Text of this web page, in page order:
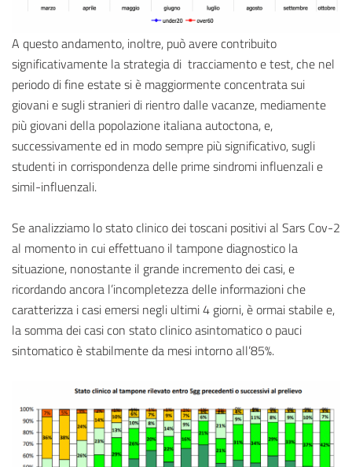
A questo andamento, inoltre, può avere contribuito
significativamente la strategia di tracciamento e test, che nel
periodo di fine estate si è maggiormente concentrata sui
giovani e sugli stranieri di rientro dalle vacanze, mediamente
più giovani della popolazione italiana autoctona, e,
successivamente ed in modo sempre più significativo, sugli
studenti in corrispondenza delle prime sindromi influenzali e
simil-influenzali.
Se analizziamo lo stato clinico dei toscani positivi al Sars Cov-2
al momento in cui effettuano il tampone diagnostico la
situazione, nonostante il grande incremento dei casi, e
ricordando ancora l’incompletezza delle informazioni che
caratterizza i casi emersi negli ultimi 4 giorni, è ormai stabile e,
la somma dei casi con stato clinico asintomatico o pauci
sintomatico è stabilmente da mesi intorno all’85%.